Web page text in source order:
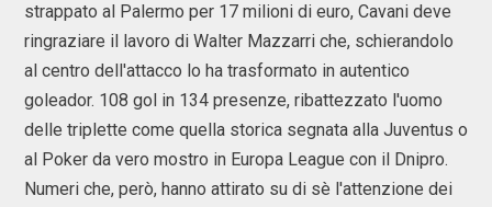
strappato al Palermo per 17 milioni di euro, Cavani deve
ringraziare il lavoro di Walter Mazzarri che, schierandolo
al centro dell'attacco lo ha trasformato in autentico
goleador. 108 gol in 134 presenze, ribattezzato l'uomo
delle triplette come quella storica segnata alla Juventus o
al Poker da vero mostro in Europa League con il Dnipro.
Numeri che, però, hanno attirato su di sè l'attenzione dei